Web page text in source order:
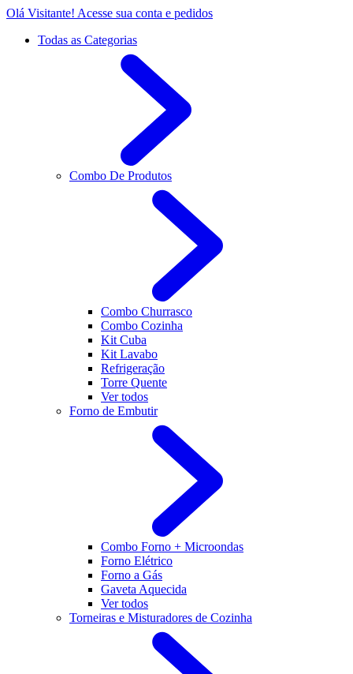
Olá Visitante! Acesse sua conta e pedidos
Todas as Categorias
Combo De Produtos
Combo Churrasco
Combo Cozinha
Kit Cuba
Kit Lavabo
Refrigeração
Torre Quente
Ver todos
Forno de Embutir
Combo Forno + Microondas
Forno Elétrico
Forno a Gás
Gaveta Aquecida
Ver todos
Torneiras e Misturadores de Cozinha